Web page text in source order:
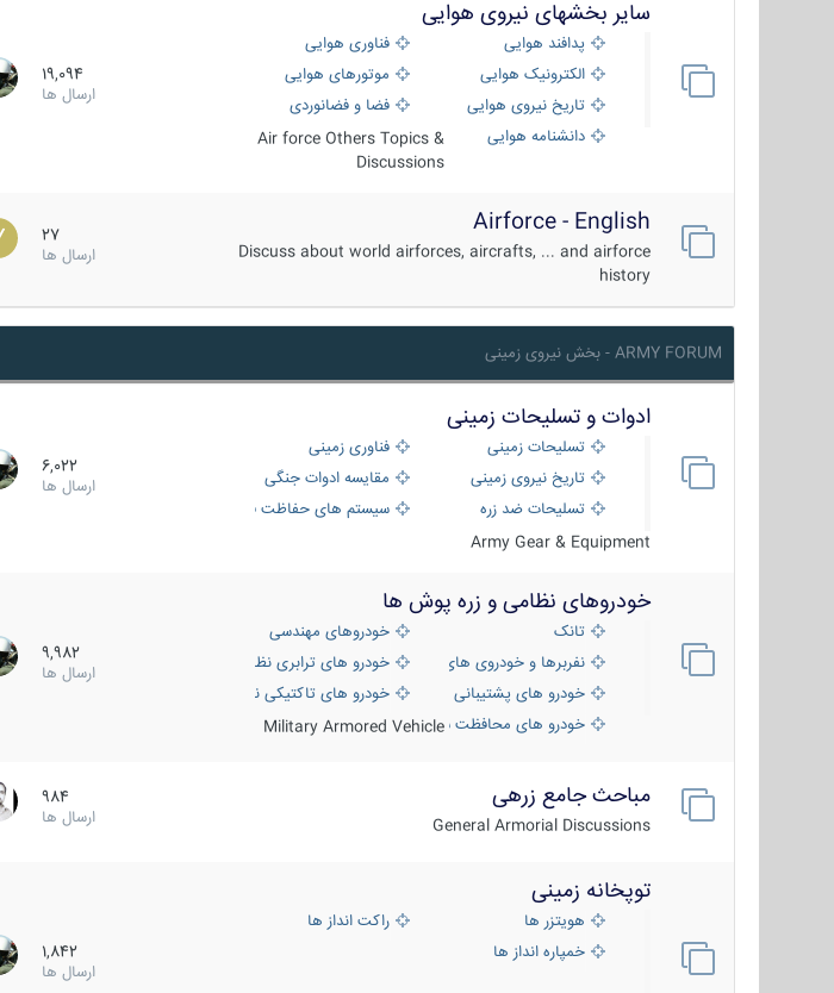
سایر بخشهای نیروی هوایی
پدافند هوایی
فناوری هوایی
الکترونیک هوایی
موتورهای هوایی
تاریخ نیروی هوایی
فضا و فضانوردی
دانشنامه هوایی
Air force Others Topics &
Discussions
19,094
ارسال ها
Airforce - English
Discuss about world airforces, aircrafts, ... and airforce
history
27
ارسال ها
ARMY FORUM - بخش نیروی زمینی
ادوات و تسلیحات زمینی
تسلیحات زمینی
فناوری زمینی
تاریخ نیروی زمینی
مقایسه ادوات جنگی
تسلیحات ضد زره
سیستم های حفاظت فعال
Army Gear & Equipment
6,022
ارسال ها
خودروهای نظامی و زره پوش ها
تانک
خودروهای مهندسی
نفربرها و خودروی های رزمی پیاده نظامخودرو های ترابری نظامی
خودرو های پشتیبانی آتش ، شناسایی و ضد تانک
خودرو های تاکتیکی نظامی
خودرو های محافظت شدهMilitary Armored Vehicle
9,982
ارسال ها
مباحث جامع زرهی
General Armorial Discussions
984
ارسال ها
توپخانه زمینی
هویتزر ها
راکت انداز ها
خمپاره انداز ها
1,842
ارسال ها